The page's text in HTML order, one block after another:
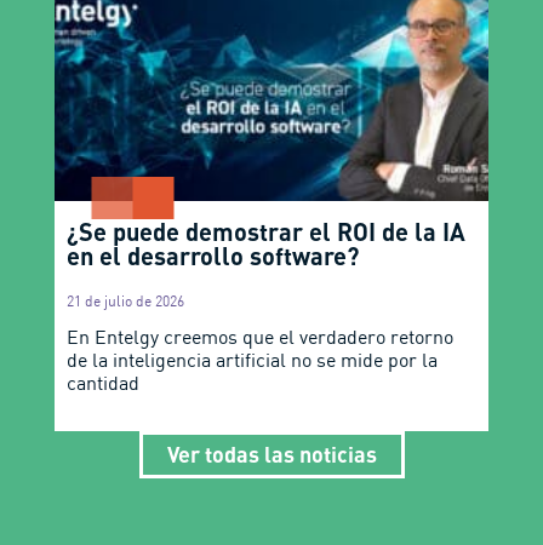
¿Se puede demostrar el ROI de la IA
en el desarrollo software?
21 de julio de 2026
En Entelgy creemos que el verdadero retorno
de la inteligencia artificial no se mide por la
cantidad
Ver todas las noticias